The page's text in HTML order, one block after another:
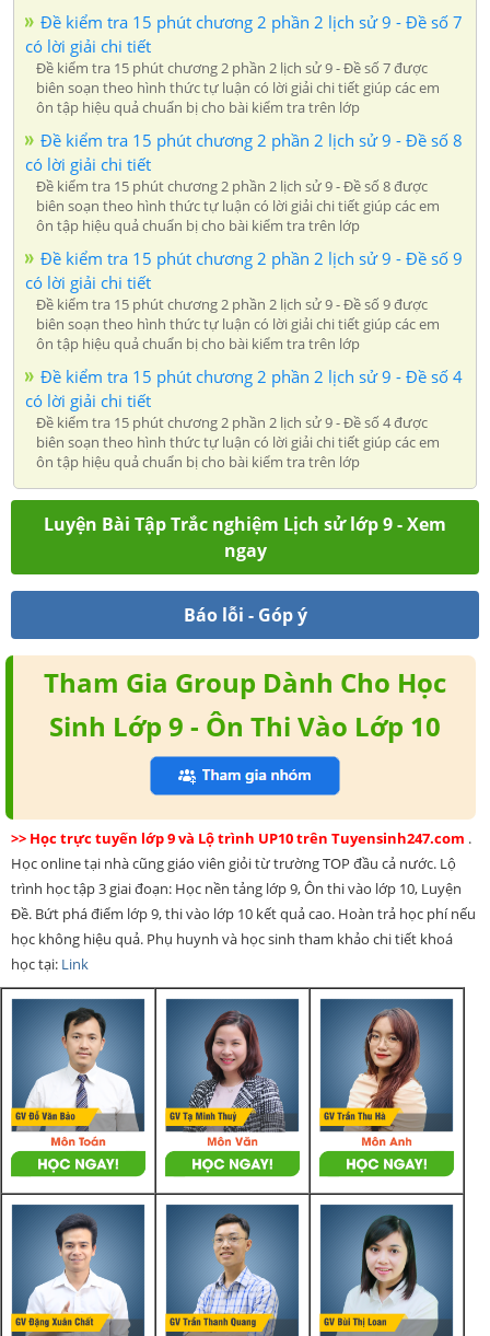
Đề kiểm tra 15 phút chương 2 phần 2 lịch sử 9 - Đề số 7
có lời giải chi tiết
Đề kiểm tra 15 phút chương 2 phần 2 lịch sử 9 - Đề số 7 được
biên soạn theo hình thức tự luận có lời giải chi tiết giúp các em
ôn tập hiệu quả chuẩn bị cho bài kiểm tra trên lớp
Đề kiểm tra 15 phút chương 2 phần 2 lịch sử 9 - Đề số 8
có lời giải chi tiết
Đề kiểm tra 15 phút chương 2 phần 2 lịch sử 9 - Đề số 8 được
biên soạn theo hình thức tự luận có lời giải chi tiết giúp các em
ôn tập hiệu quả chuẩn bị cho bài kiểm tra trên lớp
Đề kiểm tra 15 phút chương 2 phần 2 lịch sử 9 - Đề số 9
có lời giải chi tiết
Đề kiểm tra 15 phút chương 2 phần 2 lịch sử 9 - Đề số 9 được
biên soạn theo hình thức tự luận có lời giải chi tiết giúp các em
ôn tập hiệu quả chuẩn bị cho bài kiểm tra trên lớp
Đề kiểm tra 15 phút chương 2 phần 2 lịch sử 9 - Đề số 4
có lời giải chi tiết
Đề kiểm tra 15 phút chương 2 phần 2 lịch sử 9 - Đề số 4 được
biên soạn theo hình thức tự luận có lời giải chi tiết giúp các em
ôn tập hiệu quả chuẩn bị cho bài kiểm tra trên lớp
Luyện Bài Tập Trắc nghiệm Lịch sử lớp 9 - Xem
ngay
Báo lỗi - Góp ý
Tham Gia Group Dành Cho Học
Sinh Lớp 9 - Ôn Thi Vào Lớp 10
>> Học trực tuyến lớp 9 và Lộ trình UP10 trên Tuyensinh247.com .
Học online tại nhà cũng giáo viên giỏi từ trường TOP đầu cả nước. Lộ
trình học tập 3 giai đoạn: Học nền tảng lớp 9, Ôn thi vào lớp 10, Luyện
Đề. Bứt phá điểm lớp 9, thi vào lớp 10 kết quả cao. Hoàn trả học phí nếu
học không hiệu quả. Phụ huynh và học sinh tham khảo chi tiết khoá
học tại: Link